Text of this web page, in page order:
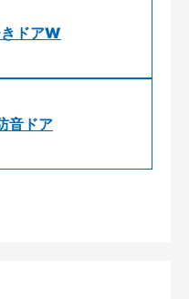
ドアW
音ドア